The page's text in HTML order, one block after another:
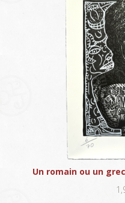
Un romain ou un